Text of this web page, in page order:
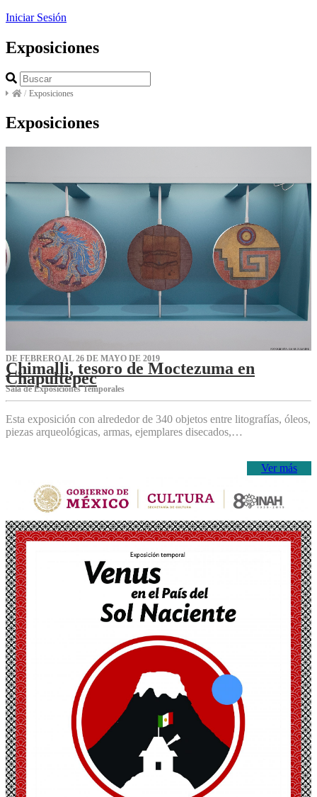
Iniciar Sesión
Exposiciones
/ Exposiciones
Exposiciones
DE FEBRERO AL 26 DE MAYO DE 2019
Chimalli, tesoro de Moctezuma en
Chapultepec
Sala de Exposiciones Temporales
Esta exposición con alrededor de 340 objetos entre litografías, óleos,
piezas arqueológicas, armas, ejemplares disecados,…
Ver más